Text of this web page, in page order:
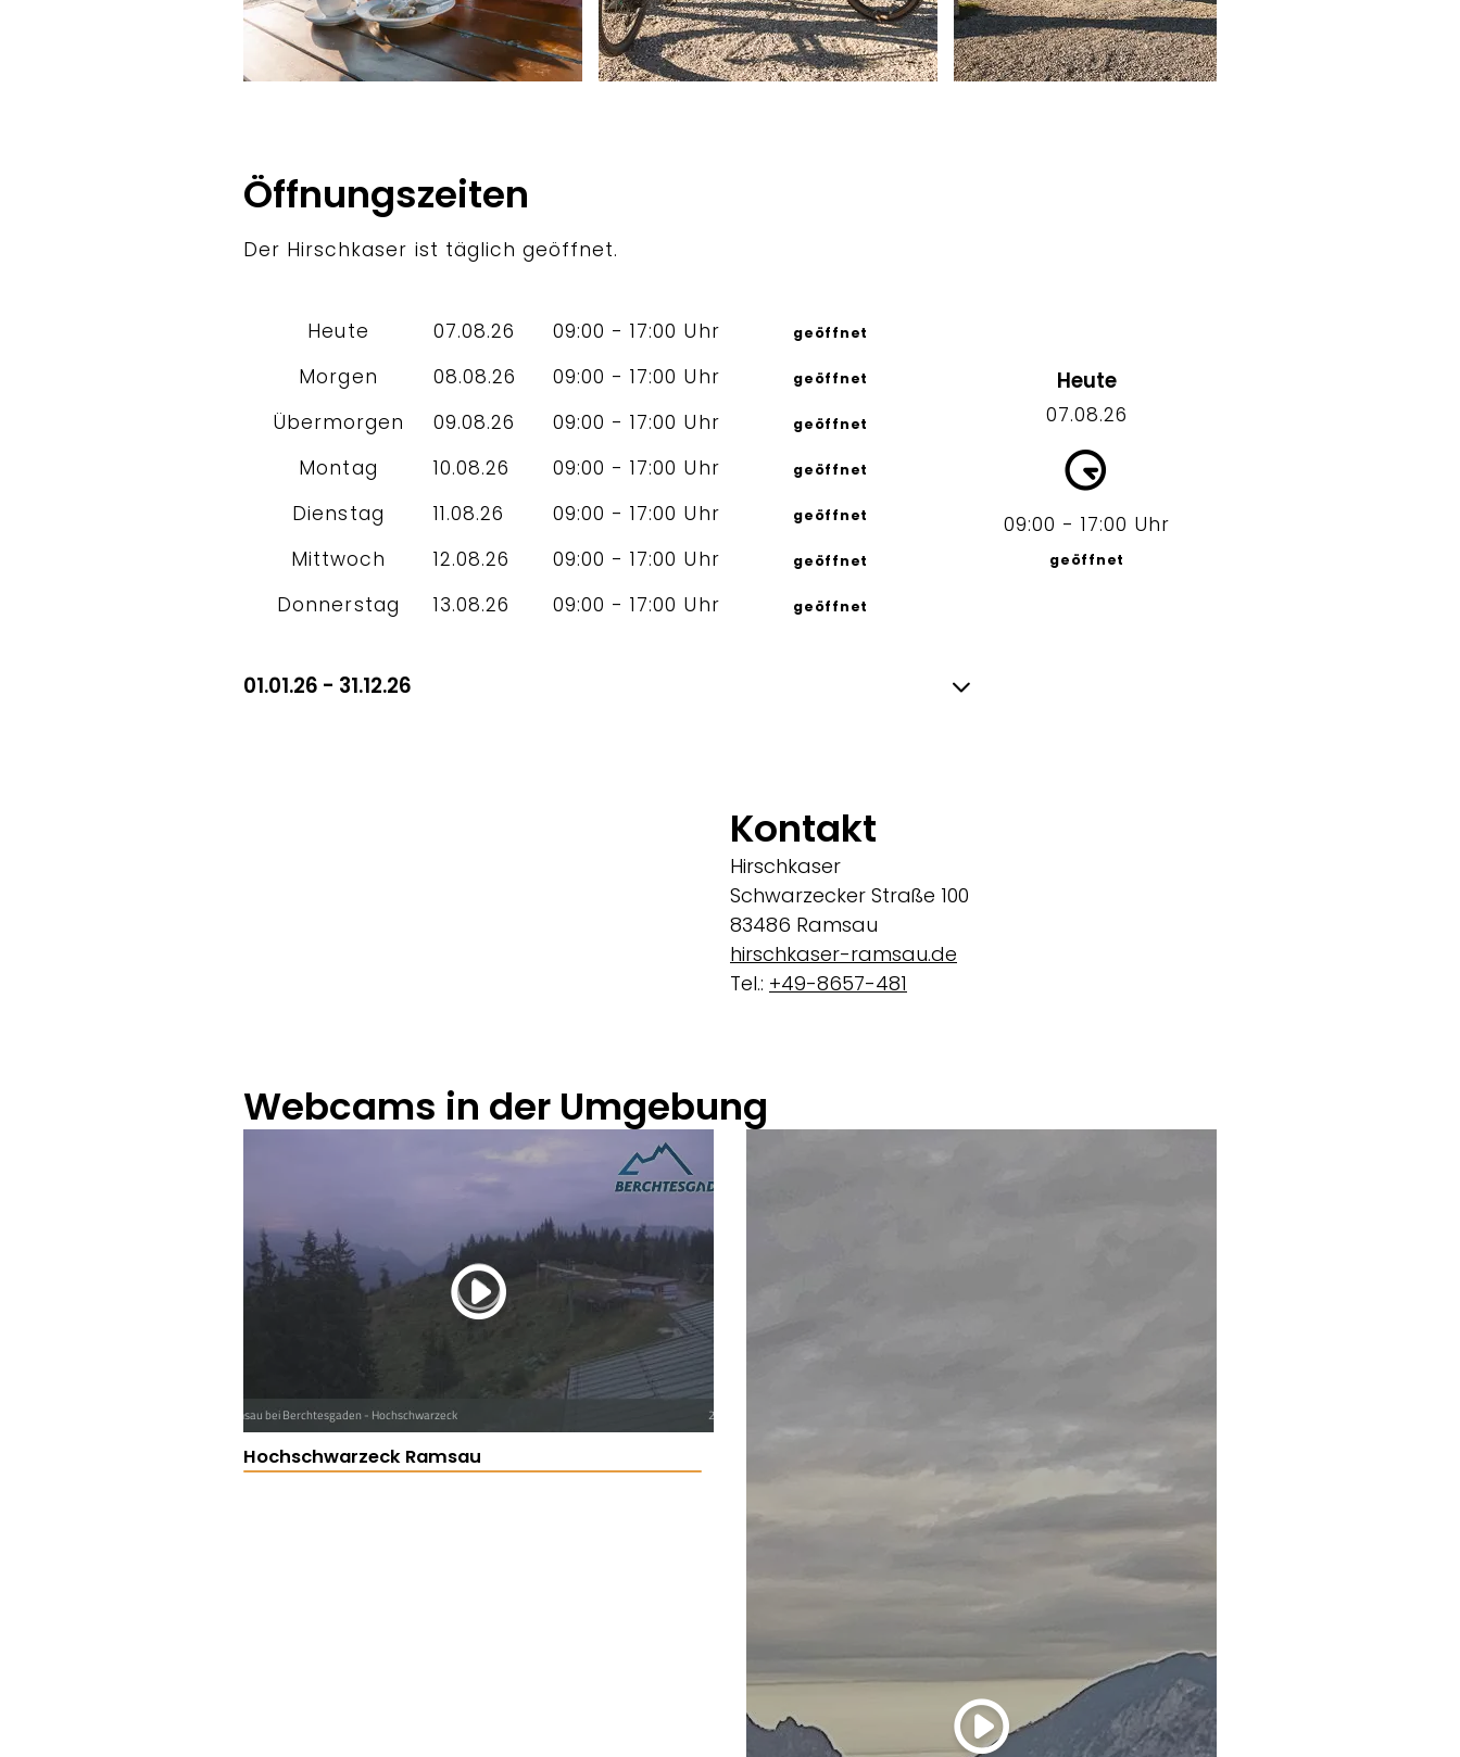
Öffnungszeiten
Der Hirschkaser ist täglich geöffnet.
Heute
07.08.26
09:00 - 17:00 Uhr
geöffnet
Heute 07.08.26 09:00 - 17:00 Uhr geöffnet
Morgen 08.08.26 09:00 - 17:00 Uhr geöffnet
Übermorgen 09.08.26 09:00 - 17:00 Uhr geöffnet
Montag 10.08.26 09:00 - 17:00 Uhr geöffnet
Dienstag 11.08.26 09:00 - 17:00 Uhr geöffnet
Mittwoch 12.08.26 09:00 - 17:00 Uhr geöffnet
Donnerstag 13.08.26 09:00 - 17:00 Uhr geöffnet
01.01.26 - 31.12.26
Kontakt
Hirschkaser
Schwarzecker Straße 100
83486 Ramsau
hirschkaser-ramsau.de
Tel.: +49-8657-481
Webcams in der Umgebung
Hochschwarzeck Ramsau